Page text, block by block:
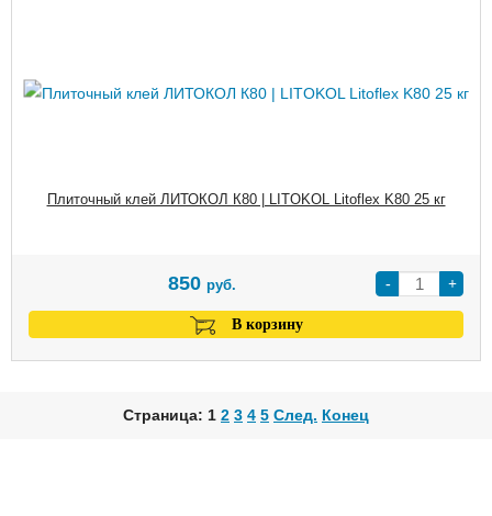
Плиточный клей ЛИТОКОЛ К80 | LITOKOL Litoflex K80 25 кг
- +
850 руб.
В корзину
Страница: 1 2 3 4 5 След. Конец